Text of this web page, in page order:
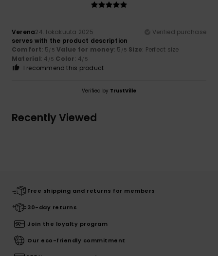
Verena24. lokakuuta 2025
Verified purchase
serves with the product description
Comfort: 5/5 Value for money: 5 /5 Size: Perfect size
Material: 4 /5 Color: 4/5
I recommend this product
Verified by TrustVille
Recently Viewed
Free shipping and returns for members
30-day returns
Join the loyalty program
Our eco-friendly commitment